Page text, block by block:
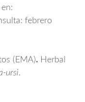
febrero
(EMA). Herbal
ursi.